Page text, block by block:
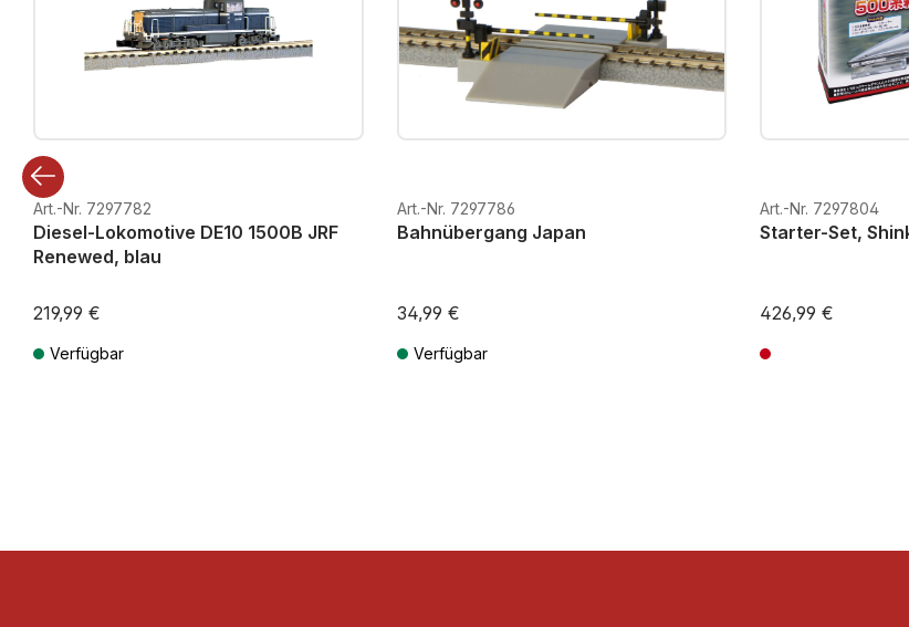
Art.-Nr. 7297782
Diesel-Lokomotive DE10 1500B JRF
Renewed, blau
219,99 €
Verfügbar
Art.-Nr. 7297786
Bahnübergang Japan
34,99 €
Verfügbar
Art.-Nr. 7297804
Starter-Set,
426,99 €